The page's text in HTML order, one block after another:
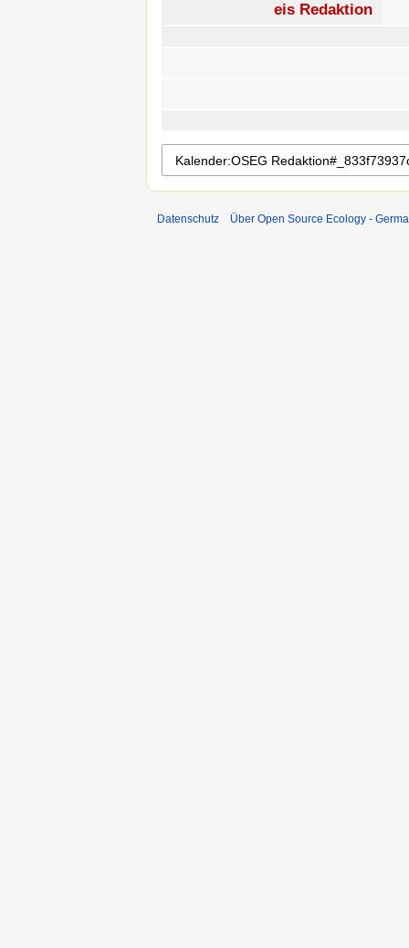
eis Redaktion
Datenschutz Über Open Source Ecology -